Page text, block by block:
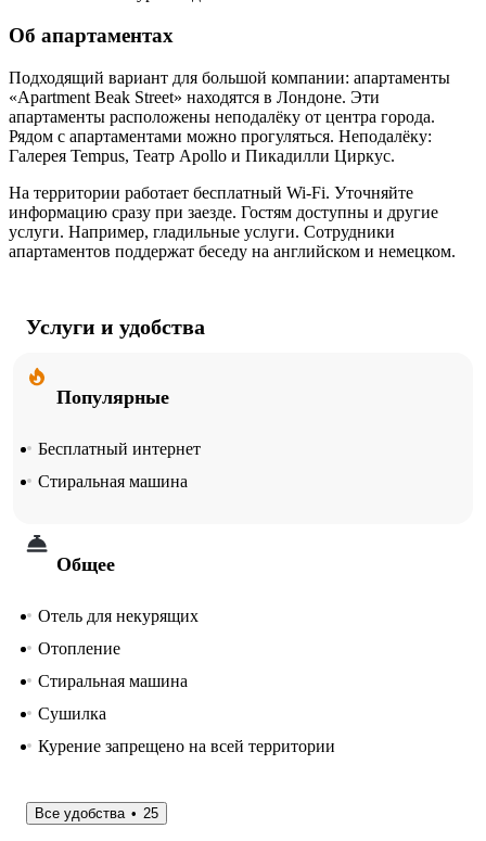
Об апартаментах
Подходящий вариант для большой компании: апартаменты
«Apartment Beak Street» находятся в Лондоне. Эти
апартаменты расположены неподалёку от центра города.
Рядом с апартаментами можно прогуляться. Неподалёку:
Галерея Tempus, Театр Apollo и Пикадилли Циркус.
На территории работает бесплатный Wi-Fi. Уточняйте
информацию сразу при заезде. Гостям доступны и другие
услуги. Например, гладильные услуги. Сотрудники
апартаментов поддержат беседу на английском и немецком.
Услуги и удобства
Популярные
Бесплатный интернет
Стиральная машина
Общее
Отель для некурящих
Отопление
Стиральная машина
Сушилка
Курение запрещено на всей территории
Все удобства 25